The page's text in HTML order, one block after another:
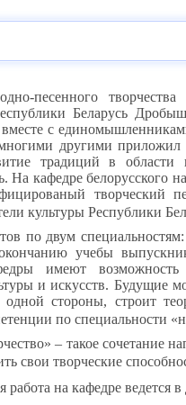
песенного
Беларусь
с
другими приложил
традиций в области
На кафедре белорусского
творческий
культуры Республики
по двум
учебы
имеют
и искусств.
стороны, строит
по специальности
– такое сочетание
свои творческие
работа на кафедре ведется